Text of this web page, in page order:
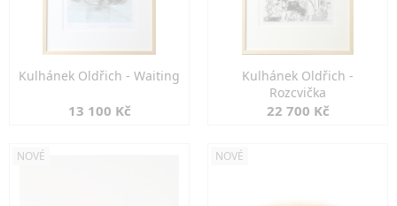
Kulhánek Oldřich - Waiting
13 100 Kč
Kulhánek Oldřich -
Rozcvička
22 700 Kč
NOVÉ NOVÉ